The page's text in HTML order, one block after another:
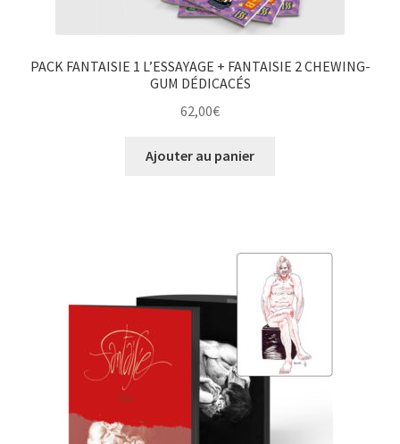
PACK FANTAISIE 1 L’ESSAYAGE + FANTAISIE 2 CHEWING-
GUM DÉDICACÉS
62,00€
Ajouter au panier